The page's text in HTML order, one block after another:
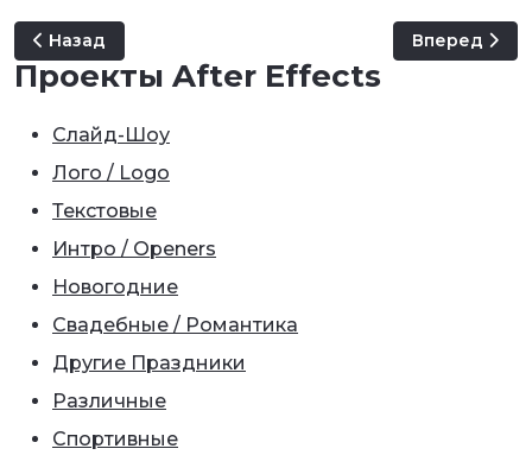
Предыдущий: AE PROFESIONAL DESIGN TEMPLATE V03
Назад Следующий:
Вперед
Проекты After Effects
Слайд-Шоу
Лого / Logo
Текстовые
Интро / Openers
Новогодние
Свадебные / Романтика
Другие Праздники
Различные
Спортивные